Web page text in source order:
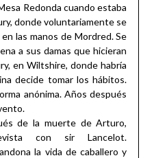
Redonda cuando estaba
donde voluntariamente se
las manos de Mordred. Se
a sus damas que hicieran
en Wiltshire, donde habría
decide tomar los hábitos.
anónima. Años después
de la muerte de Arturo,
con sir Lancelot.
la vida de caballero y